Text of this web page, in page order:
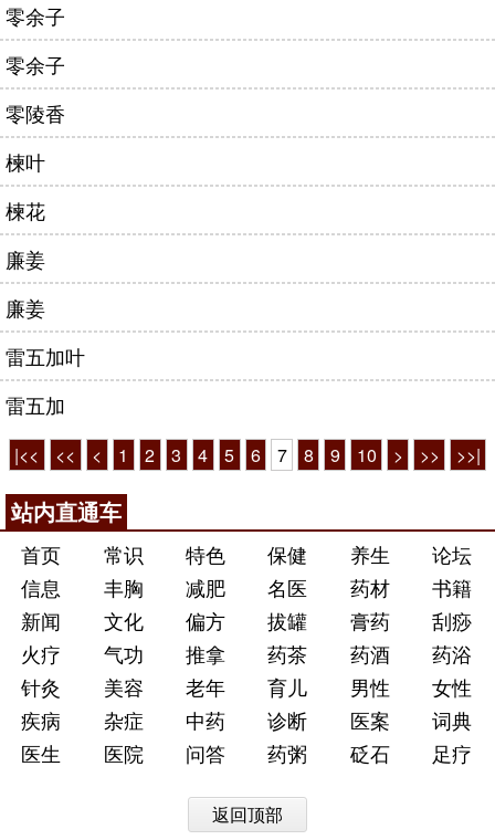
零余子
零余子
零陵香
楝叶
楝花
廉姜
廉姜
雷五加叶
雷五加
|<< << < 1 2 3 4 5 6 7 8 9 10 > >> >>|
站内直通车
首页 常识 特色 保健 养生
论坛
信息
丰胸 减肥 名医 药材
书籍
新闻
文化 偏方 拔罐 膏药
刮痧
火疗
气功 推拿 药茶 药酒
药浴
针灸
美容 老年 育儿 男性
女性
疾病
杂症 中药 诊断 医案
词典
医生
医院 问答 药粥 砭石 足疗
返回顶部